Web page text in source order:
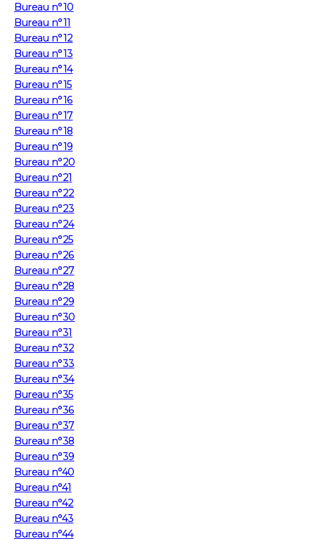
Bureau n°10
Bureau n°11
Bureau n°12
Bureau n°13
Bureau n°14
Bureau n°15
Bureau n°16
Bureau n°17
Bureau n°18
Bureau n°19
Bureau n°20
Bureau n°21
Bureau n°22
Bureau n°23
Bureau n°24
Bureau n°25
Bureau n°26
Bureau n°27
Bureau n°28
Bureau n°29
Bureau n°30
Bureau n°31
Bureau n°32
Bureau n°33
Bureau n°34
Bureau n°35
Bureau n°36
Bureau n°37
Bureau n°38
Bureau n°39
Bureau n°40
Bureau n°41
Bureau n°42
Bureau n°43
Bureau n°44